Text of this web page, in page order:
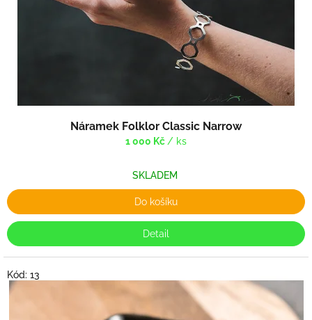
Náramek Folklor Classic Narrow
1 000 Kč / ks
SKLADEM
Do košíku
Detail
Kód: 13